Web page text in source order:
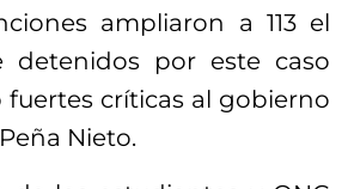
ampliaron a 113 el
detenidos por este caso
fuertes críticas al gobierno
Nieto.